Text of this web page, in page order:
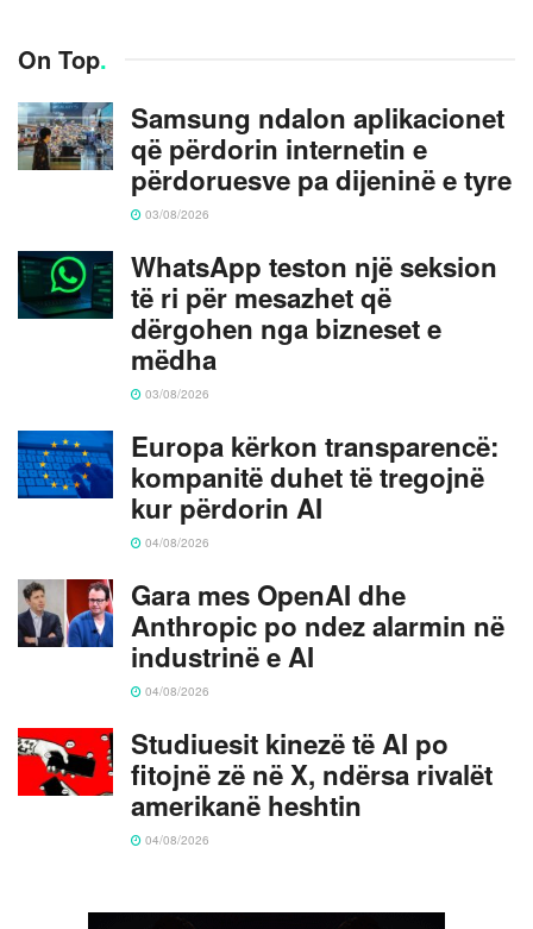
On Top.
Samsung ndalon aplikacionet
që përdorin internetin e
përdoruesve pa dijeninë e tyre
03/08/2026
WhatsApp teston një seksion
të ri për mesazhet që
dërgohen nga bizneset e
mëdha
03/08/2026
Europa kërkon transparencë:
kompanitë duhet të tregojnë
kur përdorin AI
04/08/2026
Gara mes OpenAI dhe
Anthropic po ndez alarmin në
industrinë e AI
04/08/2026
Studiuesit kinezë të AI po
fitojnë zë në X, ndërsa rivalët
amerikanë heshtin
04/08/2026